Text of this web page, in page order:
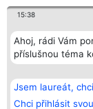
15:38
Ahoj, rádi Vám
příslušnou téma
Jsem laureát,
Chci přihlásit
Bright Side Solutions sp.
o. sp. k.
ul. Ruska 22